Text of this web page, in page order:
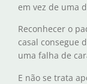
em vez de uma
Reconhecer o
casal consegue
uma falha de
E não se trata